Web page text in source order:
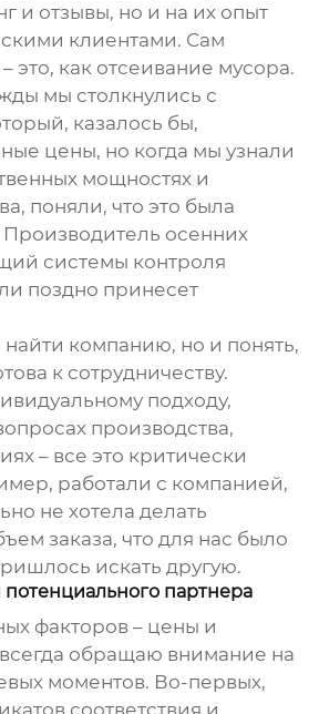
и отзывы, но и на их опыт
клиентами. Сам
это, как отсеивание мусора.
мы столкнулись с
казалось бы,
цены, но когда мы узнали
мощностях и
поняли, что это была
Производитель осенних
системы контроля
поздно принесет
компанию, но и понять,
к сотрудничеству.
подходу,
производства,
– все это критически
работали с компанией,
не хотела делать
заказа, что для нас было
искать другую.
партнера
факторов – цены и
обращаю внимание на
моментов. Во-первых,